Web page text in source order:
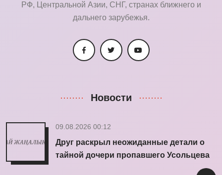
РФ, Центральной Азии, СНГ, странах ближнего и
дальнего зарубежья.
Новости
09.08.2026 00:12
Друг раскрыл неожиданные детали о
тайной дочери пропавшего Усольцева